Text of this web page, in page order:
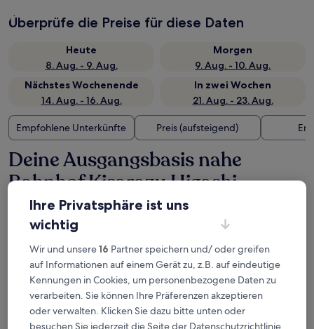
Überprüfe die Preise für diese Daten
Heute
8. Aug. - 9. Aug.
Morgen
9. Aug. - 10. Aug.
Nächstes Wochenende
14. Aug. - 16. Aug.
In zwei Wochen
21. Aug. - 23. Aug.
Empfohlene Unterkünfte Preis (aufsteigend)
Deine Ausgangsbasis nahe
Bahnhof Kisarazu Higashi-
Kiyokawa
Toyoko Inn Sodegaura Station Kita
Ihre Privatsphäre ist uns
wichtig
Wir und unsere16 Partner speichern und/ oder greifen
auf Informationen auf einem Gerät zu, z.B. auf eindeutige
Kennungen in Cookies, um personenbezogene Daten zu
verarbeiten. Sie können Ihre Präferenzen akzeptieren
oder verwalten. Klicken Sie dazu bitte unten oder
besuchen Sie jederzeit die Seite der Datenschutzrichtlinie.